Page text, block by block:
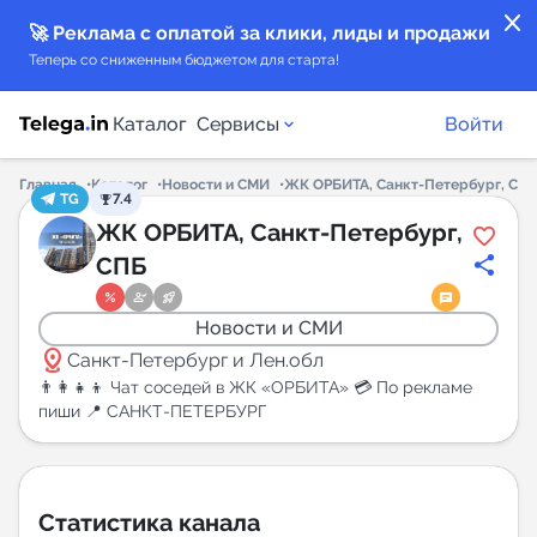
close
🚀 Реклама с оплатой за клики, лиды и продажи
Теперь со сниженным бюджетом для старта!
Каталог Сервисы
Каталог каналов
Каталог ботов
Горящие предложения
Индекс читаемости каналов в Telegram
New
New
Войти
Главная Каталог Новости и СМИ
ЖК ОРБИТА, Санкт-Петербург, СПБ
TG
7.4
ЖК ОРБИТА, Санкт-Петербург,
СПБ
Новости и СМИ
distance Санкт-Петербург и Лен.обл
👨‍👩‍👧‍👦 Чат соседей в ЖК «ОРБИТА» 💳 По рекламе
пиши 📍 САНКТ-ПЕТЕРБУРГ
Статистика канала